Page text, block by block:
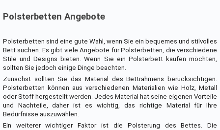
Polsterbetten Angebote
Polsterbetten sind eine gute Wahl, wenn Sie ein bequemes und stilvolles
Bett suchen. Es gibt viele Angebote für Polsterbetten, die verschiedene
Stile und Designs bieten. Wenn Sie ein Polsterbett kaufen möchten,
sollten Sie jedoch einige Dinge beachten.
Zunächst sollten Sie das Material des Bettrahmens berücksichtigen.
Polsterbetten können aus verschiedenen Materialien wie Holz, Metall
oder Stoff hergestellt werden. Jedes Material hat seine eigenen Vorteile
und Nachteile, daher ist es wichtig, das richtige Material für Ihre
Bedürfnisse auszuwählen.
Ein weiterer wichtiger Faktor ist die Polsterung des Bettes. Die